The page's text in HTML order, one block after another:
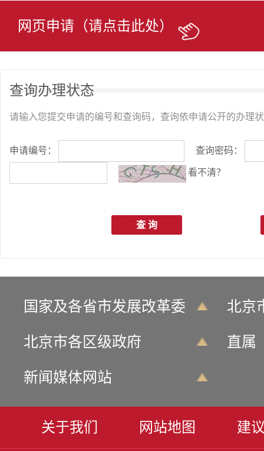
网页申请（请点击此处）
查询办理状态
请输入您提交申请的编号和查询码，查询依申请公开的办理
申请编号： 查询密码：
看不清？
查 询
国家及各省市发展改革委 北京
北京市各区级政府 直属
新闻媒体网站
关于我们 网站地图 建